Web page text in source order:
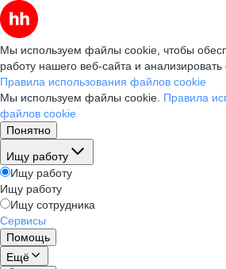
Мы используем файлы cookie, чтобы
работу нашего веб-сайта и анализировать
Правила использования файлов cookie
Мы используем файлы cookie. Правила
файлов cookie
Понятно
Ищу работу
Ищу работу
Ищу работу
Ищу сотрудника
Сервисы
Помощь
Ещё